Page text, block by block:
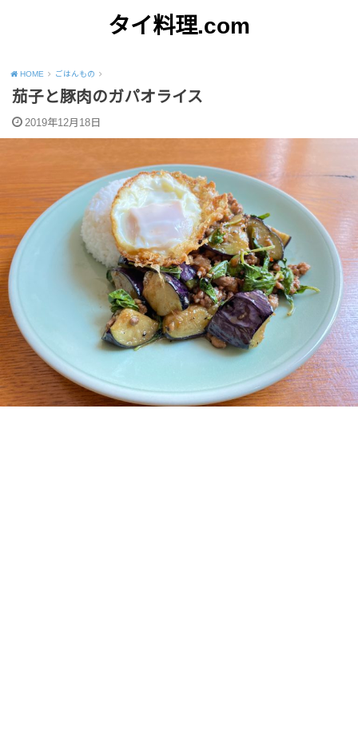
タイ料理.com
HOME ごはんもの
茄子と豚肉のガパオライス
2019年12月18日